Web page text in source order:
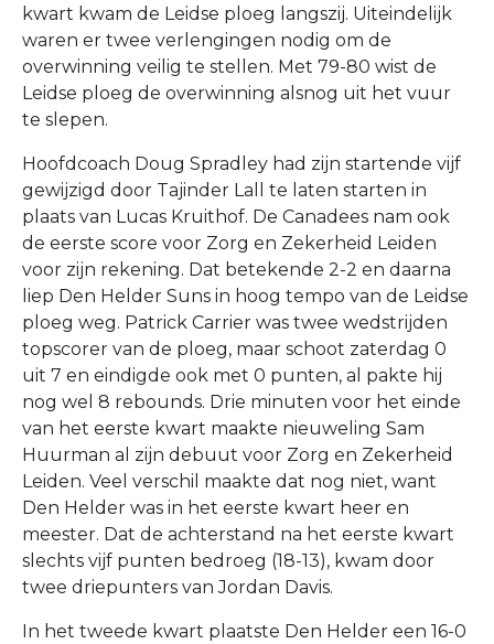
kwart kwam de Leidse ploeg langszij. Uiteindelijk
waren er twee verlengingen nodig om de
overwinning veilig te stellen. Met 79-80 wist de
Leidse ploeg de overwinning alsnog uit het vuur
te slepen.
Hoofdcoach Doug Spradley had zijn startende vijf
gewijzigd door Tajinder Lall te laten starten in
plaats van Lucas Kruithof. De Canadees nam ook
de eerste score voor Zorg en Zekerheid Leiden
voor zijn rekening. Dat betekende 2-2 en daarna
liep Den Helder Suns in hoog tempo van de Leidse
ploeg weg. Patrick Carrier was twee wedstrijden
topscorer van de ploeg, maar schoot zaterdag 0
uit 7 en eindigde ook met 0 punten, al pakte hij
nog wel 8 rebounds. Drie minuten voor het einde
van het eerste kwart maakte nieuweling Sam
Huurman al zijn debuut voor Zorg en Zekerheid
Leiden. Veel verschil maakte dat nog niet, want
Den Helder was in het eerste kwart heer en
meester. Dat de achterstand na het eerste kwart
slechts vijf punten bedroeg (18-13), kwam door
twee driepunters van Jordan Davis.
In het tweede kwart plaatste Den Helder een 16-0